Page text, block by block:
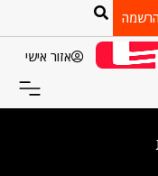
אזור אישי